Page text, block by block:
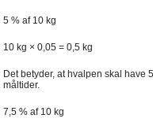
5 % af 10 kg
10 kg × 0,05 = 0,5 kg
Det betyder, at hvalpen skal have
måltider.
7,5 % af 10 kg